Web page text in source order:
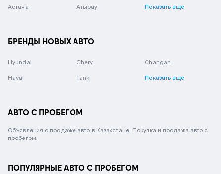
Астана Атырау Показать еще
БРЕНДЫ НОВЫХ АВТО
Hyundai Chery Changan
Haval Tank Показать еще
АВТО С ПРОБЕГОМ
Объявления о продаже авто в Казахстане. Покупка и продажа авто с
пробегом.
ПОПУЛЯРНЫЕ АВТО С ПРОБЕГОМ